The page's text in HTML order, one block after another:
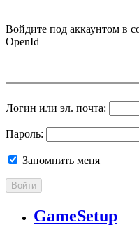
Войдите под аккаунтом в
OpenId
Логин или эл. почта:
Пароль:
Запомнить меня
Войти
GameSetup